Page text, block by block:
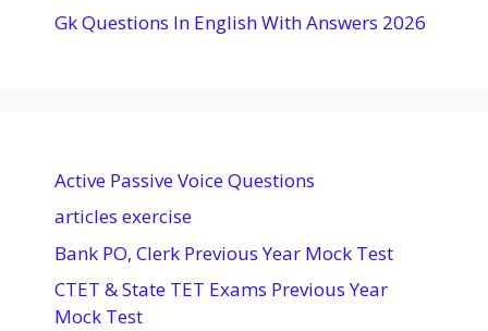
Gk Questions In English With Answers 2026
Active Passive Voice Questions
articles exercise
Bank PO, Clerk Previous Year Mock Test
CTET & State TET Exams Previous Year
Mock Test